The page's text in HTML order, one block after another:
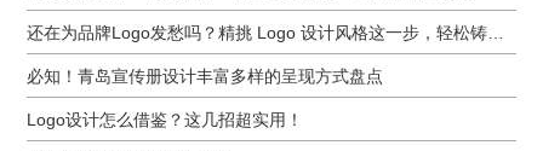
必知！青岛宣传册设计丰富多样的呈现方式盘点
Logo设计怎么借鉴？这几招超实用！